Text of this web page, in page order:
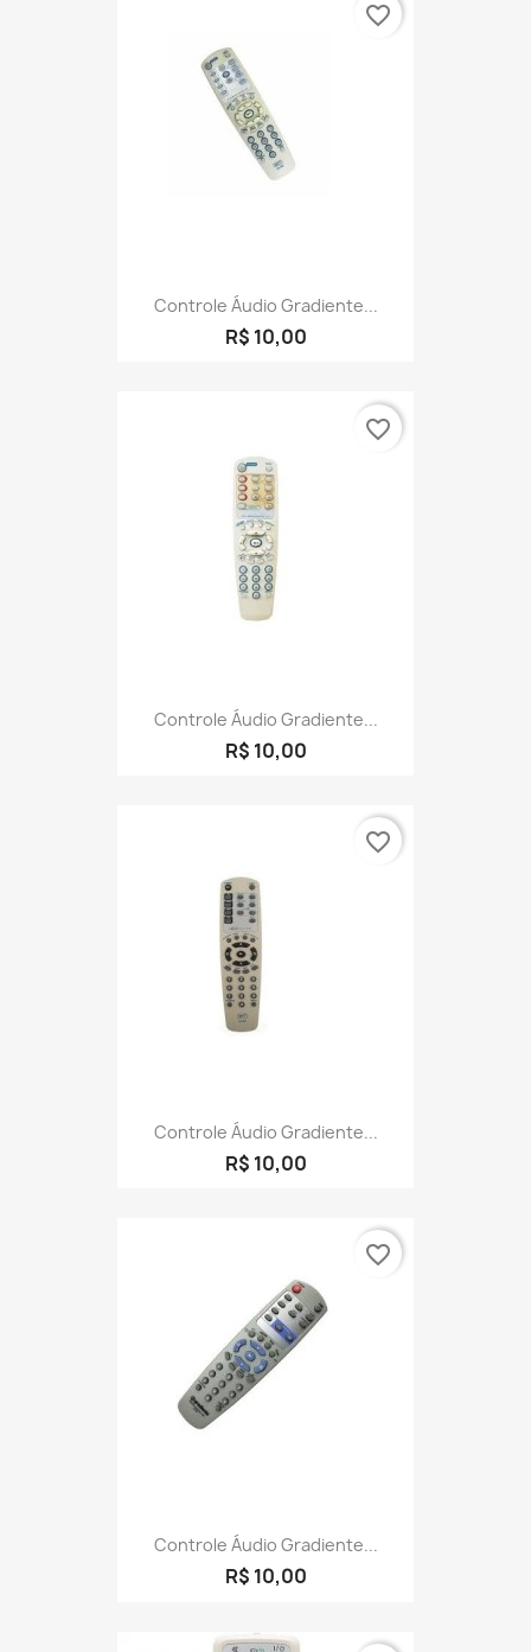
Controle Áudio Gradiente...
R$ 10,00
favorite_border
Controle Áudio Gradiente...
R$ 10,00
favorite_border
Controle Áudio Gradiente...
R$ 10,00
favorite_border
Controle Áudio Gradiente...
R$ 10,00
favorite_border